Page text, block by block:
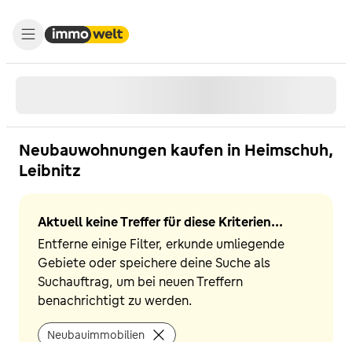
Neubauwohnungen kaufen in Heimschuh,
Leibnitz
Aktuell keine Treffer für diese Kriterien...
Entferne einige Filter, erkunde umliegende
Gebiete oder speichere deine Suche als
Suchauftrag, um bei neuen Treffern
benachrichtigt zu werden.
Neubauimmobilien